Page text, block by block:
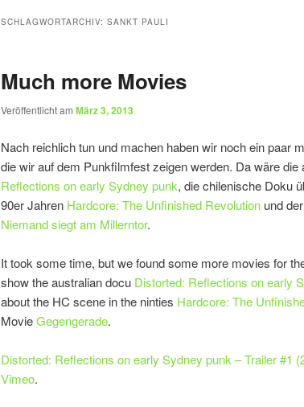
SCHLAGWORTARCHIV: SANKT PAULI
Much more Movies
Veröffentlicht am März 3, 2013
Nach reichlich tun und machen haben wir noch ein paar
die wir auf dem Punkfilmfest zeigen werden. Da wäre
Reflections on early Sydney punk, die chilenische Doku
90er Jahren Hardcore: The Unfinished Revolution und
Niemand siegt am Millerntor.
It took some time, but we found some more movies for
show the australian docu Distorted: Reflections on early
about the HC scene in the ninties Hardcore: The
MovieGegengerade.
Distorted: Reflections on early Sydney punk – Trailer #1
Vimeo.